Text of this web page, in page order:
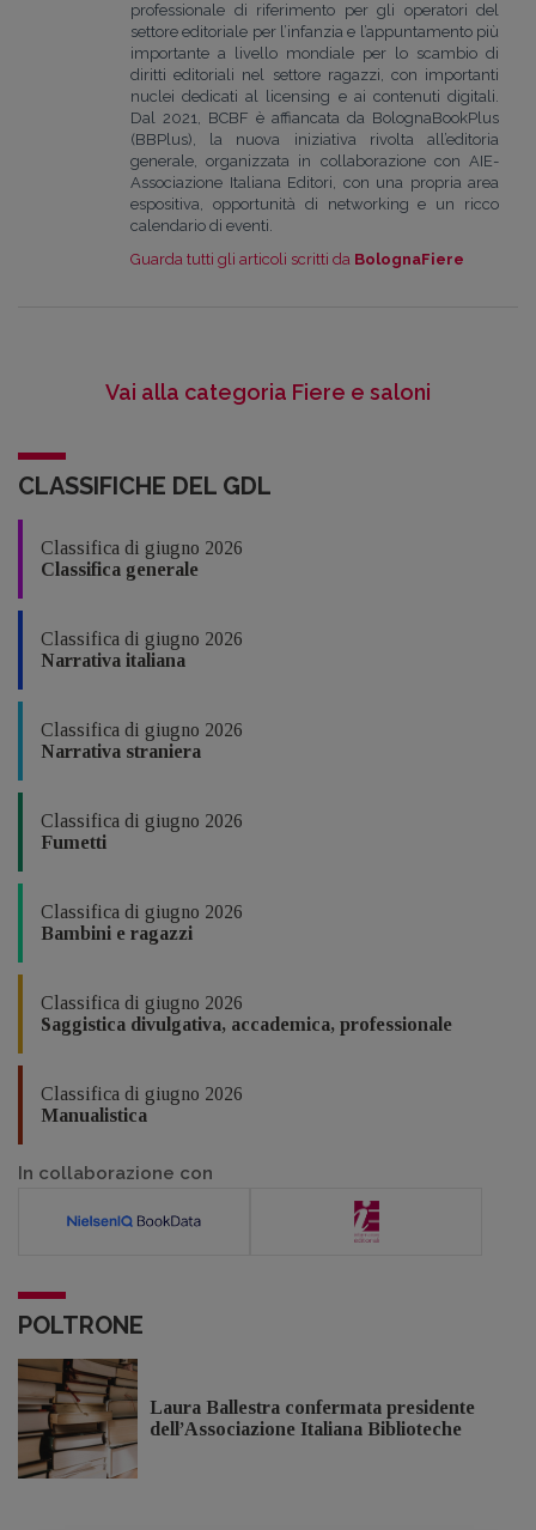
professionale di riferimento per gli operatori del
settore editoriale per l’infanzia e l’appuntamento più
importante a livello mondiale per lo scambio di
diritti editoriali nel settore ragazzi, con importanti
nuclei dedicati al licensing e ai contenuti digitali.
Dal 2021, BCBF è affiancata da BolognaBookPlus
(BBPlus), la nuova iniziativa rivolta all’editoria
generale, organizzata in collaborazione con AIE-
Associazione Italiana Editori, con una propria area
espositiva, opportunità di networking e un ricco
calendario di eventi.
Guarda tutti gli articoli scritti da BolognaFiere
Vai alla categoria Fiere e saloni
CLASSIFICHE DEL GDL
Classifica di giugno 2026
Classifica generale
Classifica di giugno 2026
Narrativa italiana
Classifica di giugno 2026
Narrativa straniera
Classifica di giugno 2026
Fumetti
Classifica di giugno 2026
Bambini e ragazzi
Classifica di giugno 2026
Saggistica divulgativa, accademica, professionale
Classifica di giugno 2026
Manualistica
In collaborazione con
POLTRONE
Laura Ballestra confermata presidente
dell’Associazione Italiana Biblioteche